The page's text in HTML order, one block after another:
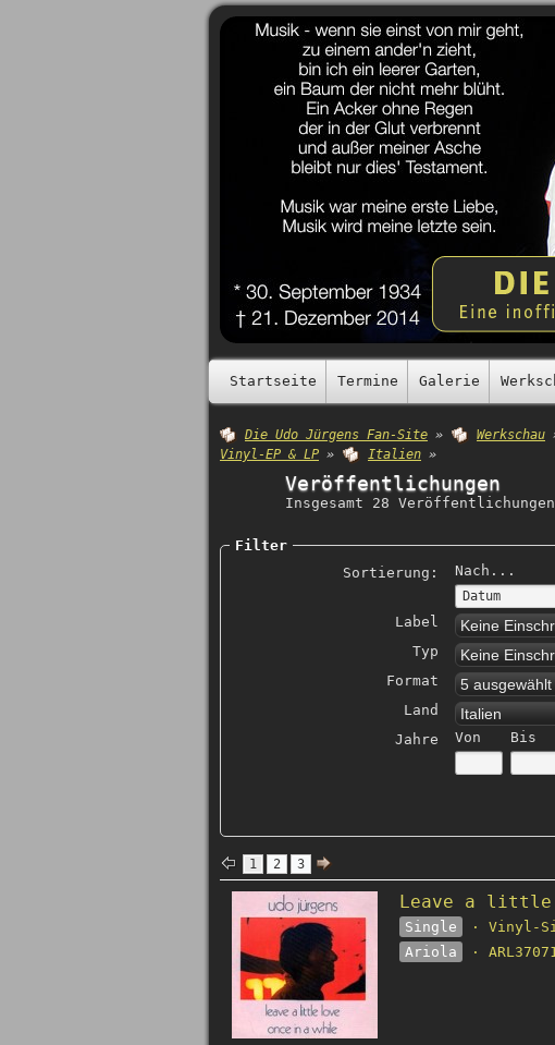
Startseite Termine Galerie
Die Udo Jürgens Fan-Site » Werkschau
Vinyl-EP & LP » Italien »
Veröffentlichungen
Insgesamt 28 Veröffentlichungen
Filter
Sortierung:
Nach...
Label Keine
Typ Keine
Format 5 ausgewählt
Land Italien
Jahre Von Bis
1 2 3
Leave a little
Single
· Vinyl-
Ariola
· ARL37071